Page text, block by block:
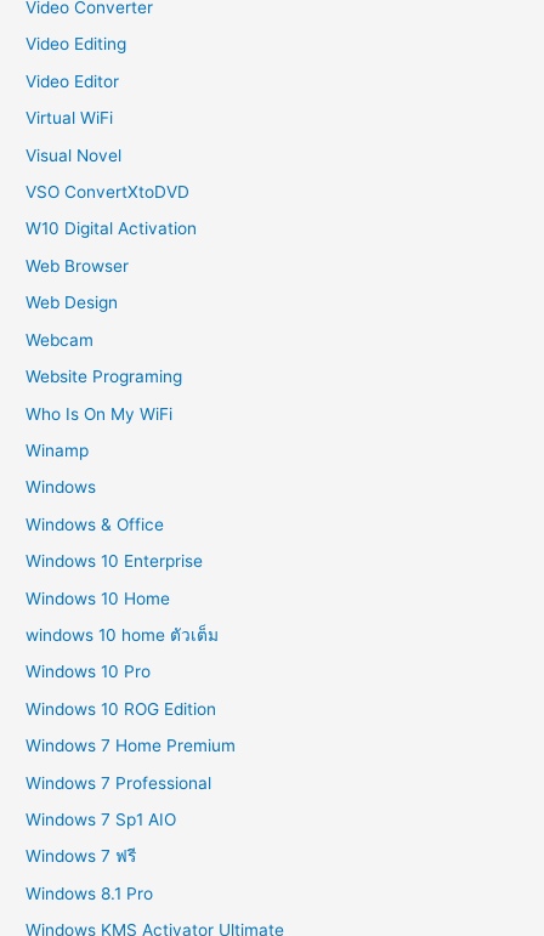
Video Converter
Video Editing
Video Editor
Virtual WiFi
Visual Novel
VSO ConvertXtoDVD
W10 Digital Activation
Web Browser
Web Design
Webcam
Website Programing
Who Is On My WiFi
Winamp
Windows
Windows & Office
Windows 10 Enterprise
Windows 10 Home
windows 10 home ตัวเต็ม
Windows 10 Pro
Windows 10 ROG Edition
Windows 7 Home Premium
Windows 7 Professional
Windows 7 Sp1 AIO
Windows 7 ฟรี
Windows 8.1 Pro
Windows KMS Activator Ultimate